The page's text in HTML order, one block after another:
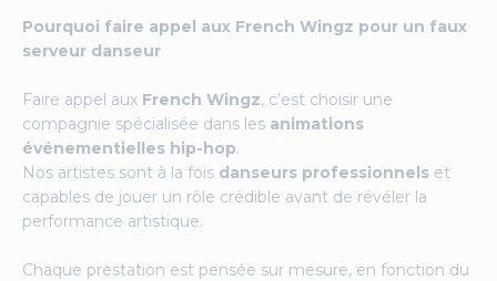
Pourquoi faire appel aux French Wingz pour un faux
serveur danseur
Faire appel aux French Wingz, c’est choisir une
compagnie spécialisée dans les animations
événementielles hip-hop.
Nos artistes sont à la fois danseurs professionnels et
capables de jouer un rôle crédible avant de révéler la
performance artistique.
Chaque prestation est pensée sur mesure, en fonction du